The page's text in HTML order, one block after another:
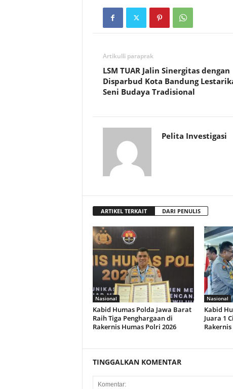
Artikulli paraprak
LSM TUAR Jalin Sinergitas dengan
Disparbud Kota Bandung
Seni Budaya Tradisional
Pelita Investigasi
ARTIKEL TERKAIT DARI PENULIS
Nasional
Kabid Humas Polda Jawa Barat
Raih Tiga Penghargaan di
Rakernis Humas Polri 2026
Nasional
Kabid
Juara 1
TINGGALKAN KOMENTAR